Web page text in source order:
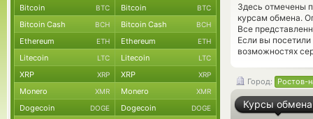
Здесь отмечены
курсам обмена.
Все
Если вы
возможностях
Город: Ростов-
Курсы обмена
Bitcoin BTC Bitcoin BTC
Bitcoin Cash BCH Bitcoin Cash BCH
Ethereum ETH Ethereum ETH
Litecoin LTC Litecoin LTC
XRP XRP XRP XRP
Monero XMR Monero XMR
Dogecoin DOGE Dogecoin DOGE